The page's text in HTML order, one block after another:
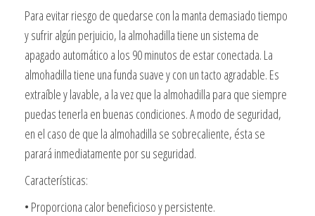
Para evitar riesgo de quedarse con la manta demasiado tiempo
y sufrir algún perjuicio, la almohadilla tiene un sistema de
apagado automático a los 90 minutos de estar conectada. La
almohadilla tiene una funda suave y con un tacto agradable. Es
extraíble y lavable, a la vez que la almohadilla para que siempre
puedas tenerla en buenas condiciones. A modo de seguridad,
en el caso de que la almohadilla se sobrecaliente, ésta se
parará inmediatamente por su seguridad.
Características:
• Proporciona calor beneficioso y persistente.